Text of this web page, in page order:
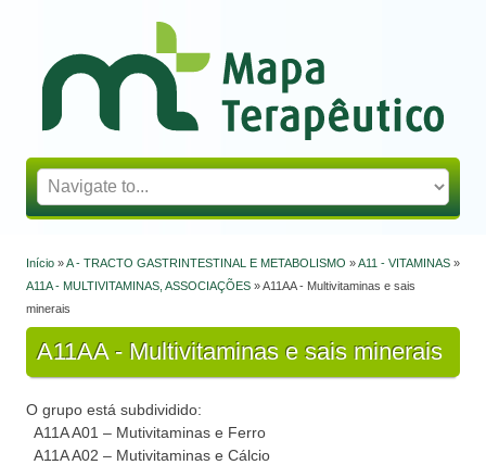
Mapa Terapêutico
Está aqui
Início »A - TRACTO GASTRINTESTINAL E METABOLISMO »A11 - VITAMINAS »
A11A - MULTIVITAMINAS, ASSOCIAÇÕES » A11AA - Multivitaminas e sais
minerais
A11AA - Multivitaminas e sais minerais
O grupo está subdividido:
A11A A01 – Mutivitaminas e Ferro
A11A A02 – Mutivitaminas e Cálcio